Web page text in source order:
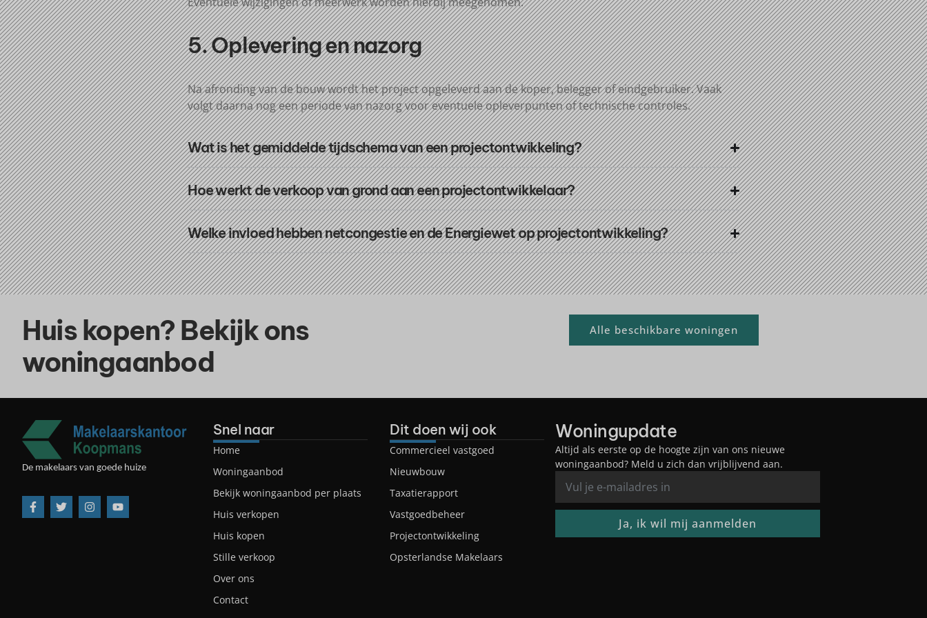
5. Oplevering en nazorg
Na afronding van de bouw wordt het project opgeleverd aan de koper, belegger of eindgebruiker. Vaak
volgt daarna nog een periode van nazorg voor eventuele opleverpunten of technische controles.
Wat is het gemiddelde tijdschema van een projectontwikkeling?
Hoe werkt de verkoop van grond aan een projectontwikkelaar?
Welke invloed hebben netcongestie en de Energiewet op projectontwikkeling?
Huis kopen? Bekijk ons
woningaanbod
Alle beschikbare woningen
De makelaars van goede huize
Snel naar
Home
Woningaanbod
Bekijk woningaanbod per plaats
Huis verkopen
Huis kopen
Stille verkoop
Over ons
Contact
Dit doen wij ook
Commercieel vastgoed
Nieuwbouw
Taxatierapport
Vastgoedbeheer
Projectontwikkeling
Opsterlandse Makelaars
Woningupdate
Altijd als eerste op de hoogte zijn van ons nieuwe
woningaanbod? Meld u zich dan vrijblijvend aan.
Ja, ik wil mij aanmelden